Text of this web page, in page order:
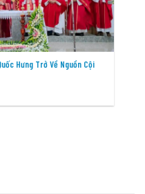
Hưng Trở Về Nguồn Cội